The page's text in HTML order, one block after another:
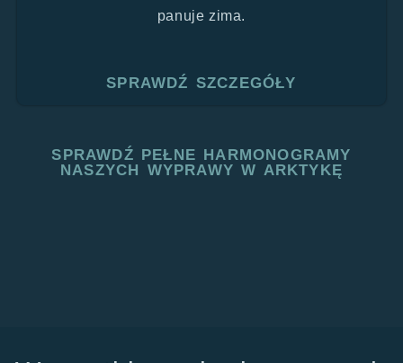
panuje zima.
SPRAWDŹ SZCZEGÓŁY
SPRAWDŹ PEŁNE HARMONOGRAMY
NASZYCH WYPRAWY W ARKTYKĘ